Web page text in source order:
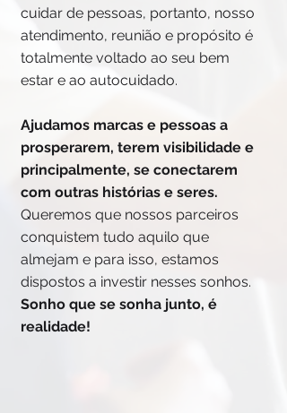
cuidar de pessoas, portanto, nosso
atendimento, reunião e propósito é
totalmente voltado ao seu bem
estar e ao autocuidado.
Ajudamos marcas e pessoas a
prosperarem, terem visibilidade e
principalmente, se conectarem
com outras histórias e seres.
Queremos que nossos parceiros
conquistem tudo aquilo que
almejam e para isso, estamos
dispostos a investir nesses sonhos.
Sonho que se sonha junto, é
realidade!